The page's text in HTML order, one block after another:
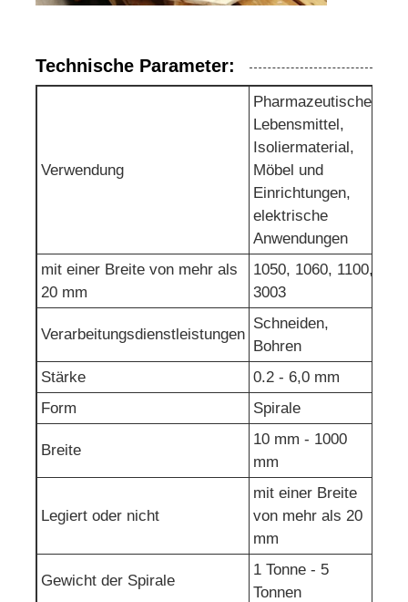
Technische Parameter:
Verwendung
Pharmazeutische,
Lebensmittel,
Isoliermaterial,
Möbel und
Einrichtungen,
elektrische
Anwendungen
mit einer Breite von mehr als
20 mm
1050, 1060, 1100,
3003
Verarbeitungsdienstleistungen
Schneiden,
Bohren
Stärke
0.2 - 6,0 mm
Form
Spirale
Breite
10 mm - 1000
mm
Legiert oder nicht
mit einer Breite
von mehr als 20
mm
Gewicht der Spirale
1 Tonne - 5
Tonnen